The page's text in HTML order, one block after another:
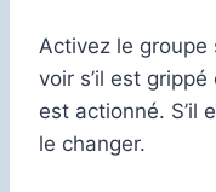
Activez le
voir s’il est grippé
est actionné. S’il
le changer.